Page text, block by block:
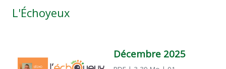
L'Échoyeux
Décembre 2025